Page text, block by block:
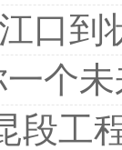
口到
个
段工